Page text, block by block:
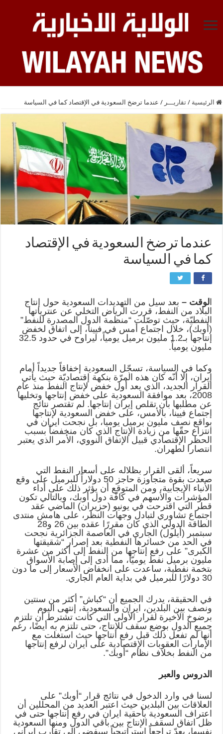
الرئيسية / تقاريـــر / عندما ترضخ السعودية في الإقتصاد كما في السياسة
عندما ترضخ السعودية في الإقتصاد
كما في السياسة
الوقت – بعد سيل من التهديدات السعودية حول إنتاج
البلاد من النفط، قررت الرياض التخلي عن عنترياتها
النفطيّة، حيث توصّلت “منظمة الدول المصدرة للنفط”
(أوبك)، خلال اجتماع أمس في فيينا، إلى اتفاق لخفض
إنتاجها بـ1.2 مليون برميل يومياً، ليراوح في حدود 32.5
مليون يومياً.
وكما في السياسة، تسجّل السعودية إخفاقاً جديداً أمام
إيران، إلا أنّه كان هذه المرّة بنكهة إقتصاديّة حيث يأتي
القرار الجديد، الذي يعد أول خفض لإنتاج النفط منذ عام
2008، بعد موافقة السعودية على خفض إنتاجها وتخليها
عن مطلبها بأن تقلص إيران إنتاجها. لم تقتصر نتائج
إجتماع فيينا، بالأمس، على خفض السعودية لإنتاجها
بواقع نصف مليون برميل يوميا، بل نجحت ايران في
انتزاع حقّها من زيادة الإنتاج الذي كان منخفضاً بسبب
الحظر الإقتصادي قبيل الإتفاق النووي، الأمر الذي يعتبر
انتصارا لطهران.
سريعاً، ألقى القرار بظلاله على أسعار النفط التي
صعدت بقوة متجاوزة حاجز 50 دولاراً للبرميل على وقع
الأنباء الإيجابية، ومن المتوقع أن يؤثر ذلك على أداء
المؤشرات والأسهم في كافّة دول أوبك، وبالتالي تكون
قطر التي اقترحت في يونيو (حزيران) الماضي عقد
اجتماع تشاوري لتبادل وجهات النظر، على هامش منتدى
الطاقة الدولي الذي كان مقررًا عقده بين 26 و28
سبتمبر (أيلول) الجاري في العاصمة الجزائرية نجحت
في الحد من خسائرها النفطية بعد إصرار “شقيقتها
الكبرى” على رفع إنتاجها من النفط إلى أكثر من عشرة
مليون برميل نفط يوميّاً، مما أدى إلى إصابة الأسواق
بتخمة نفطية، ساعدت على انخفاض الأسعار إلى ما دون
30 دولارًا للبرميل في بداية العام الجاري.
في الحقيقة، يدرك الجميع أن “كباش” أكثر من سنتين
ونصف بين البلدين، ايران والسعودية، إنتهى اليوم
برضوخ الأخيرة لقرار الأولى التي كانت تشترط أن تلتزم
جميع الدول بوضع سقف للإنتاج، حتى تلتزم به أيضًا، رغم
أنها لم تفعل ذلك قبل رفع انتاجها حيث استغلت مع
الإمارات العقوبات الإقتصادية على ايران لرفع إنتاجها
من النفط بخلاف نظام “أوبك”.
الدروس والعبر
لسنا في وارد الدخول في نتائج قرار “أوبك” على
العلاقات بين البلدين حيث اعتبر العديد من المحللين أن
اعتراف السعودية بأحقية ايران في رفع إنتاجها حتى في
ظل اتفاق لسقف الإنتاج بين باقي الدول ومنها السعودية
نفسها، يعدّ تراجعاً استراتيجياً سيفضي إلى تقارب إيراني